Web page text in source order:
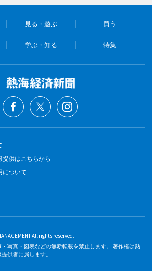
見る・遊ぶ 買う
学ぶ・知る 特集
提供はこちらから
について
All rights reserved.
写真・図表などの無断転載を禁止します。 著作権は熱
供者に属します。